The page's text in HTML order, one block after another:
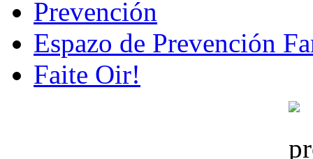
Prevención
Espazo de Prevención
Faite Oir!